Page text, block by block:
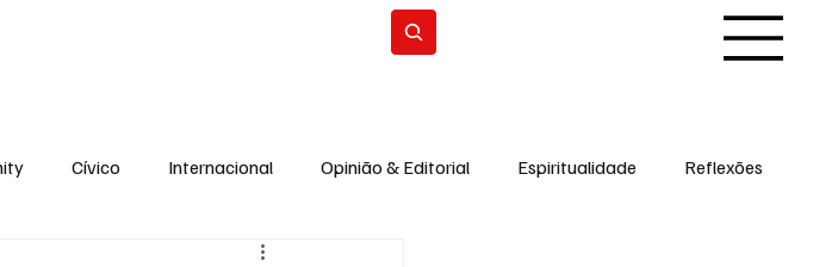
Cívico Internacional Opinião & Editorial Espiritualidade Reflexões